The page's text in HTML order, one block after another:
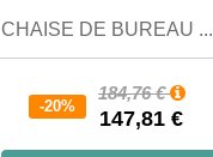
CHAISE DE BUREAU ...
-20%
184,76 €
147,81 €